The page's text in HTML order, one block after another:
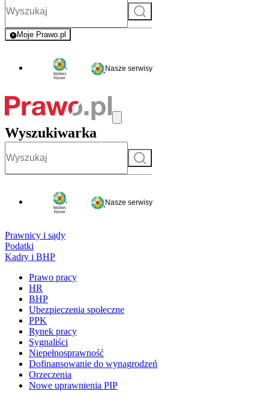
Szukaj
Moje Prawo.pl
- rejestracja i logowanie do serwisu
Nasze serwisy
Wyszukiwarka
Szukaj
Nasze serwisy
Prawnicy i sądy
Podatki
Kadry i BHP
Prawo pracy
HR
BHP
Ubezpieczenia społeczne
PPK
Rynek pracy
Sygnaliści
Niepełnosprawność
Dofinansowanie do wynagrodzeń
Orzeczenia
Nowe uprawnienia PIP